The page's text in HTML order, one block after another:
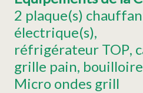
2 plaque(s)
électrique(s)
réfrigérateur TOP
grille pain bouilloire
Micro ondes grill